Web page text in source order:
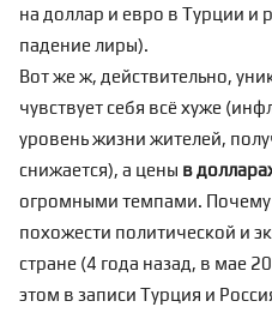
на доллар и евро в Турции и
падение лиры).
Вот же ж, действительно,
чувствует себя всё хуже
уровень жизни жителей,
снижается), а цены в
огромными темпами. Почему
похожести политической и
стране (4 года назад, в мае
этом в записи Турция и